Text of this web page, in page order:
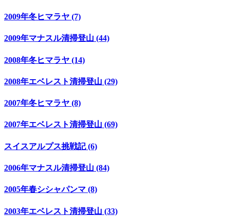
2009年冬ヒマラヤ (7)
2009年マナスル清掃登山 (44)
2008年冬ヒマラヤ (14)
2008年エベレスト清掃登山 (29)
2007年冬ヒマラヤ (8)
2007年エベレスト清掃登山 (69)
スイスアルプス挑戦記 (6)
2006年マナスル清掃登山 (84)
2005年春シシャパンマ (8)
2003年エベレスト清掃登山 (33)